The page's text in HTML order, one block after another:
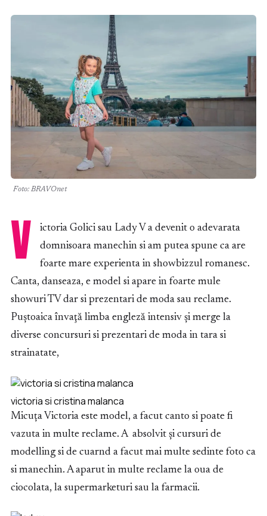
Foto: BRAVOnet
V
ictoria Golici sau Lady V a devenit o adevarata
domnisoara manechin si am putea spune ca are
foarte mare experienta in showbizzul romanesc.
Canta, danseaza, e model si apare in foarte mule
showuri TV dar si prezentari de moda sau reclame.
Puştoaica învaţă limba engleză intensiv şi merge la
diverse concursuri si prezentari de moda in tara si
strainatate,
victoria si cristina malanca
Micuța Victoria este model, a facut canto si poate fi
vazuta in multe reclame. A absolvit și cursuri de
modelling si de cuarnd a facut mai multe sedinte foto ca
si manechin. A aparut in multe reclame la oua de
ciocolata, la supermarketuri sau la farmacii.